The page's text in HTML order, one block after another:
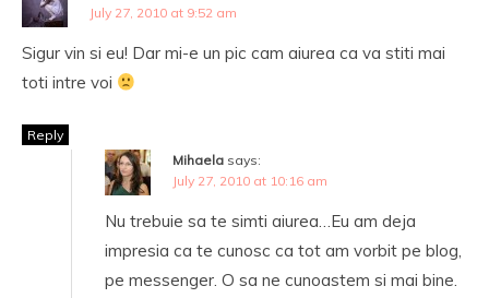
July 27, 2010 at 9:52 am
Sigur vin si eu! Dar mi-e un pic cam aiurea ca va stiti mai
toti intre voi
Reply
Mihaela says:
July 27, 2010 at 10:16 am
Nu trebuie sa te simti aiurea…Eu am deja
impresia ca te cunosc ca tot am vorbit pe blog,
pe messenger. O sa ne cunoastem si mai bine.